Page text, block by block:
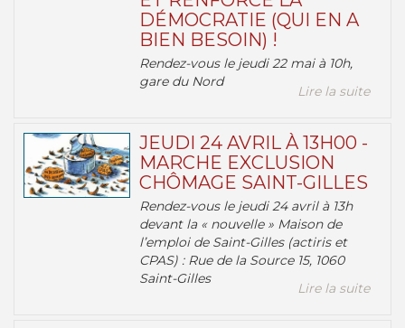
DÉMOCRATIE (QUI EN A
BIEN BESOIN) !
Rendez-vous le jeudi 22 mai à 10h,
gare du Nord
Lire la suite
JEUDI 24 AVRIL À 13H00 -
MARCHE EXCLUSION
CHÔMAGE SAINT-GILLES
Rendez-vous le jeudi 24 avril à 13h
devant la « nouvelle » Maison de
l’emploi de Saint-Gilles (actiris et
CPAS) : Rue de la Source 15, 1060
Saint-Gilles
Lire la suite